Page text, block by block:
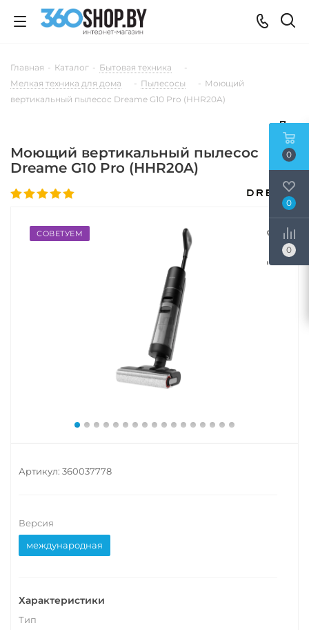
Главная - Каталог - Бытовая техника
-
Мелкая техника для дома
- Пылесосы - Моющий
вертикальный пылесос Dreame G10 Pro (HHR20A)
Моющий вертикальный пылесос
Dreame G10 Pro (HHR20A)
СОВЕТУЕМ
Артикул: 360037778
Версия
международная
Характеристики
Тип
0
0
0